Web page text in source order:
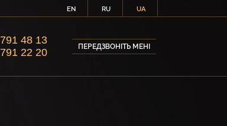
EN RU UA
791 48 13
791 22 20 ПЕРЕДЗВОНІТЬ МЕНІ